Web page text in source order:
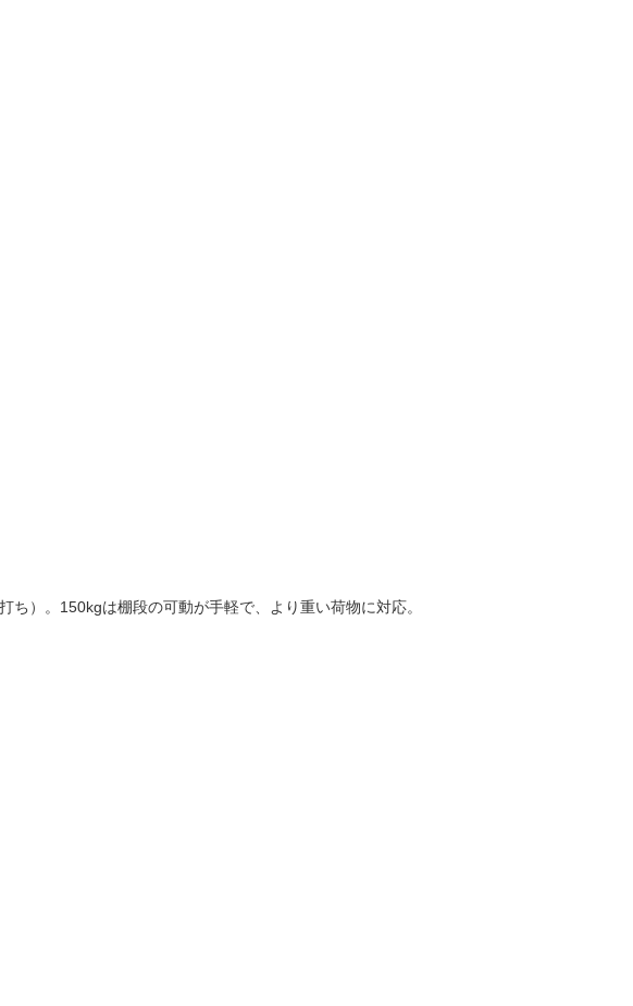
）。150kgは棚段の可動が手軽で、より重い荷物に対応。